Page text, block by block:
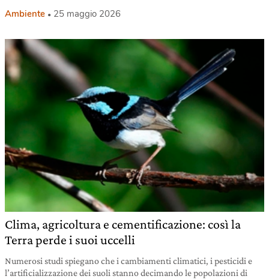
Ambiente 25 maggio 2026
Clima, agricoltura e cementificazione: così la
Terra perde i suoi uccelli
Numerosi studi spiegano che i cambiamenti climatici, i pesticidi e
l’artificializzazione dei suoli stanno decimando le popolazioni di